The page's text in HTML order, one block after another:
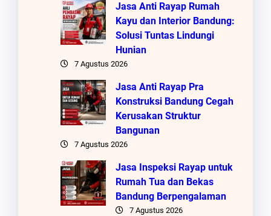
Jasa Anti Rayap Rumah
Kayu dan Interior Bandung:
Solusi Tuntas Lindungi
Hunian
7 Agustus 2026
Jasa Anti Rayap Pra
Konstruksi Bandung Cegah
Kerusakan Struktur
Bangunan
7 Agustus 2026
Jasa Inspeksi Rayap untuk
Rumah Tua dan Bekas
Bandung Berpengalaman
7 Agustus 2026